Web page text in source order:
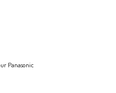
Panasonic